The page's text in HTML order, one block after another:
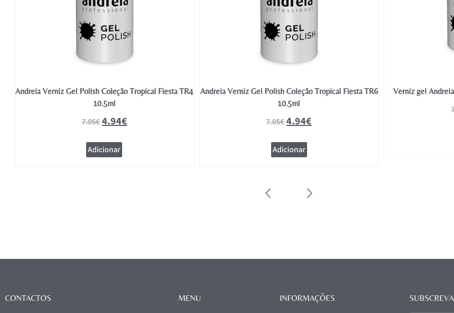
Andreia Verniz Gel Polish Coleção Tropical Fiesta TR4
10.5ml
7.05€4.94€
Adicionar
Andreia Verniz Gel Polish Coleção Tropical Fiesta TR6
10.5ml
7.05€4.94€
Adicionar
Verniz gel
CONTACTOS MENU INFORMAÇÕES